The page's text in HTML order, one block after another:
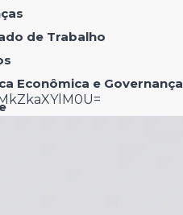
de Trabalho
Econômica e Governança